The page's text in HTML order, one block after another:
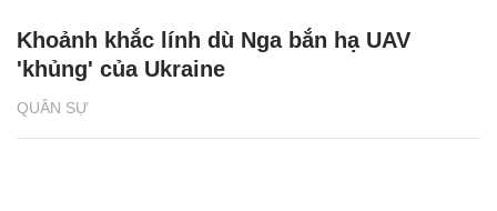
QUÂN SỰ
Khoảnh khắc lính dù Nga bắn hạ UAV
'khủng' của Ukraine